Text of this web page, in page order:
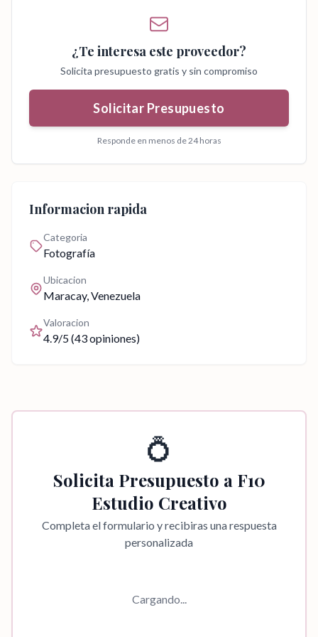
¿Te interesa este proveedor?
Solicita presupuesto gratis y sin compromiso
Solicitar Presupuesto
Responde en menos de 24 horas
Informacion rapida
Categoria
Fotografía
Ubicacion
Maracay, Venezuela
Valoracion
4.9/5 (43opiniones)
💍
Solicita Presupuesto a F10
Estudio Creativo
Completa el formulario y recibiras una respuesta
personalizada
Cargando...